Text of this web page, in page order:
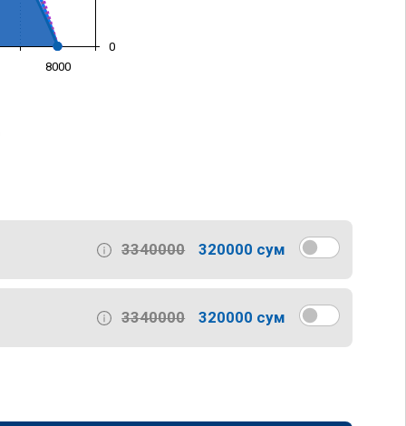
8000
0
3340000 320000 сум
3340000 320000 сум